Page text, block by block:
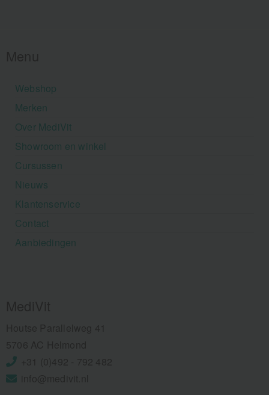
Webshop
Merken
Over MediVit
Showroom en winkel
Cursussen
Nieuws
Klantenservice
Contact
Aanbiedingen